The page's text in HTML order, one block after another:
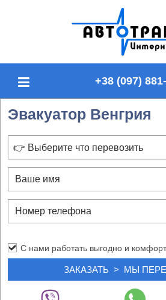
+38 (097)
Эвакуатор Венгрия
👉 Выберите что перевозить
С нами работать выгодно и